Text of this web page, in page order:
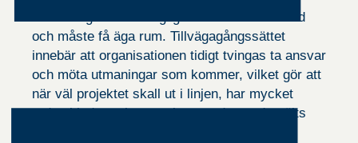
utvecklingstid mot daglig drift. Lärandet tar tid
och måste få äga rum. Tillvägagångssättet
innebär att organisationen tidigt tvingas ta ansvar
och möta utmaningar som kommer, vilket gör att
när väl projektet skall ut i linjen, har mycket
redan hinder och utmaningar redan undanröjts